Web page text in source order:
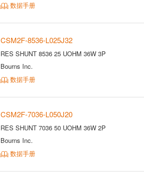
数据手册
CSM2F-8536-L025J32
RES SHUNT 8536 25 UOHM 36W 3P
Bourns Inc.
数据手册
CSM2F-7036-L050J20
RES SHUNT 7036 50 UOHM 36W 2P
Bourns Inc.
数据手册